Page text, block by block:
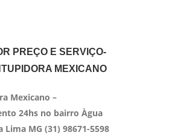
PREÇO E SERVIÇO-
MEXICANO
Mexicano –
24hs no bairro Àgua
Lima MG (31) 98671-5598